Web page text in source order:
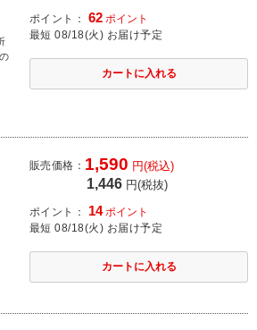
ポイント： 62 ポイント
最短 08/18(火) お届け予定
販売価格： 1,590 円(税込)
1,446 円(税抜)
ポイント： 14 ポイント
最短 08/18(火) お届け予定